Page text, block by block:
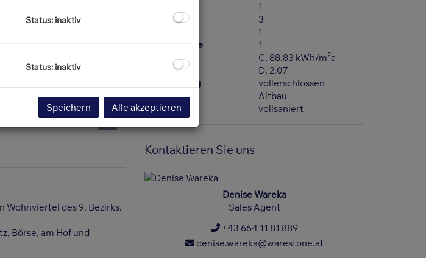
Außenansicht
Wohnviertel des 9. Bezirks.
Börse, am Hof und
1
3
1
Abstellräume
1
C, 88.83 kWh/m2a
D, 2,07
Erschließung
vollerschlossen
Bauart
Altbau
Hauszustand
vollsaniert
Kontaktieren Sie uns
Denise Wareka
Sales Agent
+43 664 11 81 889
denise.wareka@warestone.at
Status: inaktiv
Status: inaktiv
Speichern Alle akzeptieren